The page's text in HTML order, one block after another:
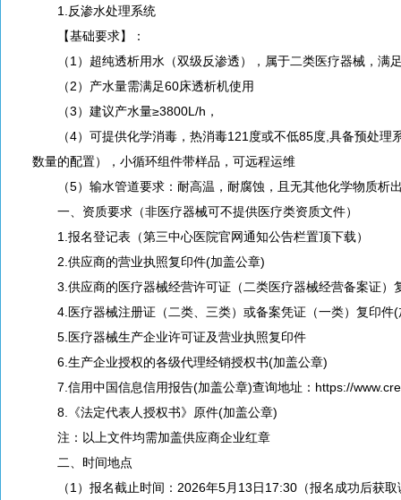
1.反渗水处理系统
【基础要求】：
（1）超纯透析用水（双级反渗透），属于二类医疗器械，满
（2）产水量需满足60床透析机使用
（3）建议产水量≥3800L/h，
（4）可提供化学消毒，热消毒121度或不低85度,具备预处理
数量的配置），小循环组件带样品，可远程运维
（5）输水管道要求：耐高温，耐腐蚀，且无其他化学物质析
一、资质要求（非医疗器械可不提供医疗类资质文件）
1.报名登记表（第三中心医院官网通知公告栏置顶下载）
2.供应商的营业执照复印件(加盖公章)
3.供应商的医疗器械经营许可证（二类医疗器械经营备案证）
4.医疗器械注册证（二类、三类）或备案凭证（一类）复印件(
5.医疗器械生产企业许可证及营业执照复印件
6.生产企业授权的各级代理经销授权书(加盖公章)
7.信用中国信息信用报告(加盖公章)查询地址：https://
8.《法定代表人授权书》原件(加盖公章)
注：以上文件均需加盖供应商企业红章
二、时间地点
（1）报名截止时间：2026年5月13日17:30（报名成功后获取